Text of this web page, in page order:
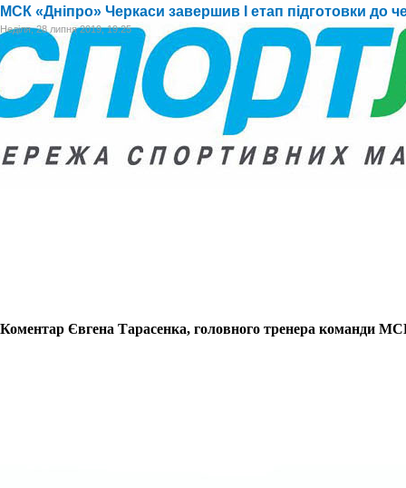
МСК «Дніпро» Черкаси завершив I етап підготовки до
Неділя, 28 липня 2019, 19:25
Коментар Євгена Тарасенка, головного тренера команди